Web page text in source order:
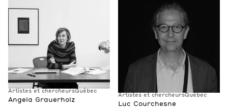
Artistes et chercheursQuébec
Angela Grauerholz
Artistes et chercheursQuébec
Luc Courchesne